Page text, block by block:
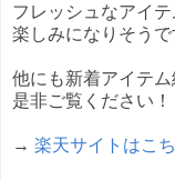
フレッシュなアイ
楽しみになりそうで
他にも新着アイテ
是非ご覧ください！
→ 楽天サイトはこ